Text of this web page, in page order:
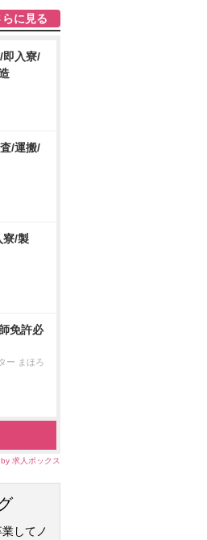
らに見る
即入寮/
/運搬/
寮/製
免許必
ー まほろ
求人ボックス
してノ